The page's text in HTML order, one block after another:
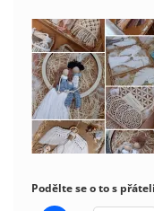
Podělte se o to s